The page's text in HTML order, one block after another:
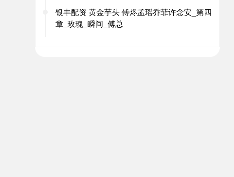
银丰配资 黄金芋头 傅烬孟瑶乔菲许念安_第四
章_玫瑰_瞬间_傅总